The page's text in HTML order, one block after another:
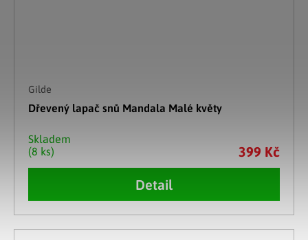
Gilde
Dřevený lapač snů Mandala Malé květy
Skladem
(8 ks)
399 Kč
Detail